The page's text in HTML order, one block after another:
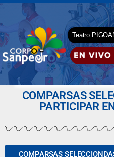
Teatro
COMPARSAS
PARTICIPAR
COMPARSAS